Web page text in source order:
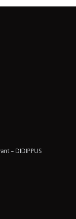
– DIDIPPUS